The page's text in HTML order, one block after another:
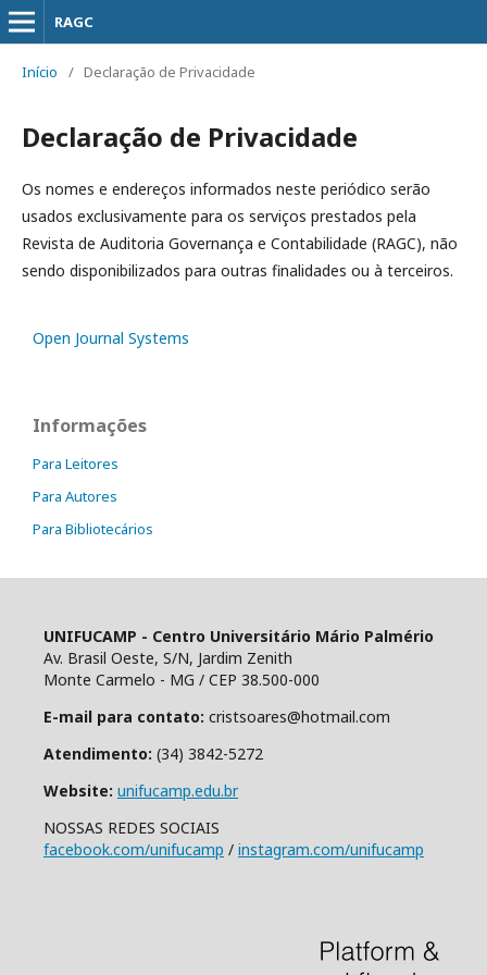
RAGC
Início / Declaração de Privacidade
Declaração de Privacidade
Os nomes e endereços informados neste periódico serão
usados exclusivamente para os serviços prestados pela
Revista de Auditoria Governança e Contabilidade (RAGC), não
sendo disponibilizados para outras finalidades ou à terceiros.
Open Journal Systems
Informações
Para Leitores
Para Autores
Para Bibliotecários
UNIFUCAMP - Centro Universitário Mário Palmério
Av. Brasil Oeste, S/N, Jardim Zenith
Monte Carmelo - MG / CEP 38.500-000
E-mail para contato: cristsoares@hotmail.com
Atendimento: (34) 3842-5272
Website: unifucamp.edu.br
NOSSAS REDES SOCIAIS
facebook.com/unifucamp / instagram.com/unifucamp